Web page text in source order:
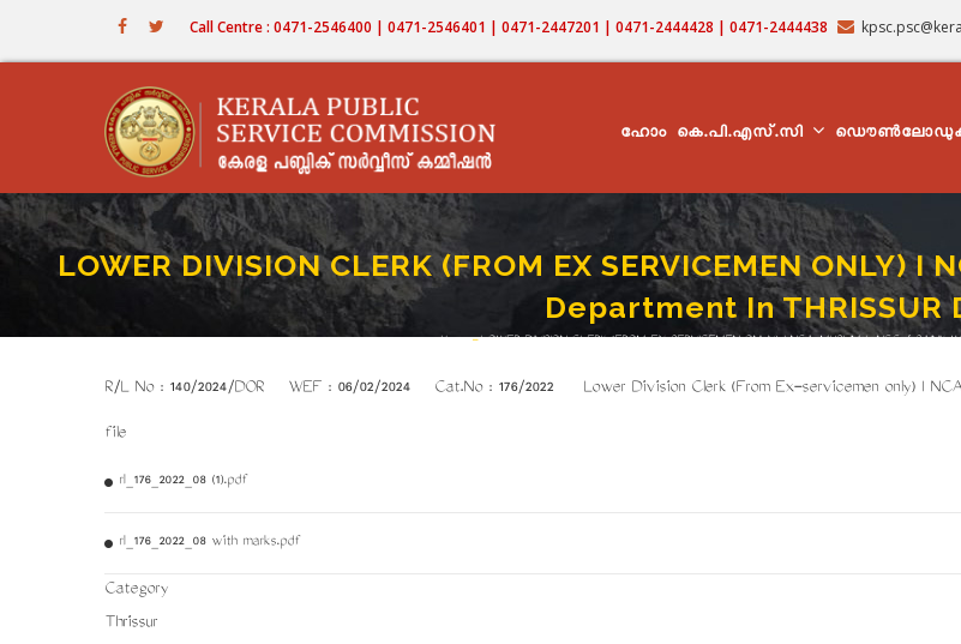
Call Centre : 0471-2546400 | 0471-2546401 | 0471-2447201 | 0471-2444428 | 0471-2444438
NAVIGATION
ഹോം കെ.പി.എസ്.സി
LOWER DIVISION CLERK (FROM EX SERVICEMEN ONLY)
Department In
Home -LOWER DIVISION CLERK (FROM EX SERVICEMEN ONLY) I NCA-MUSLIM In NCC / SAINIK
R/L No : 140/2024/DOR WEF : 06/02/2024 Cat.No : 176/2022 Lower Division Clerk (From Ex-servicemen only) I
file
rl_176_2022_08 (1).pdf
rl_176_2022_08 with marks.pdf
Category
Thrissur